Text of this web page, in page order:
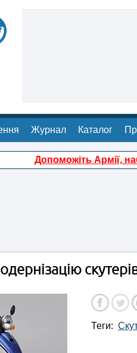
Журнал Каталог
Допоможіть Армії,
Теги: